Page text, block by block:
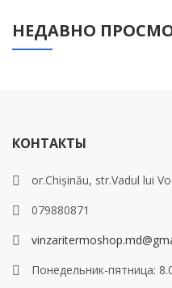
НЕДАВНО
КОНТАКТЫ
or.Chișinău, str.Vadul lui
079880871
Понедельник-пятница: